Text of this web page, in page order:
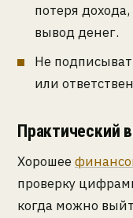
потеря
вывод денег.
Не
или
Практический
Хорошее
проверку
когда можно